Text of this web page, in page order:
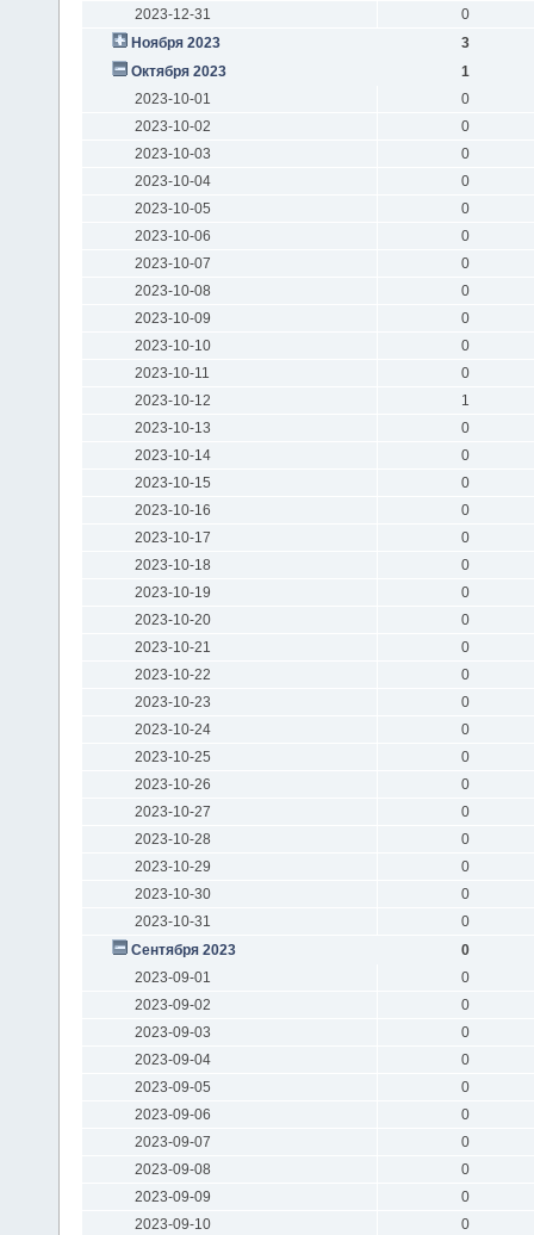
2023-12-31
0
Ноября 2023
3
Октября 2023
1
2023-10-01
0
2023-10-02
0
2023-10-03
0
2023-10-04
0
2023-10-05
0
2023-10-06
0
2023-10-07
0
2023-10-08
0
2023-10-09
0
2023-10-10
0
2023-10-11
0
2023-10-12
1
2023-10-13
0
2023-10-14
0
2023-10-15
0
2023-10-16
0
2023-10-17
0
2023-10-18
0
2023-10-19
0
2023-10-20
0
2023-10-21
0
2023-10-22
0
2023-10-23
0
2023-10-24
0
2023-10-25
0
2023-10-26
0
2023-10-27
0
2023-10-28
0
2023-10-29
0
2023-10-30
0
2023-10-31
0
Сентября 2023
0
2023-09-01
0
2023-09-02
0
2023-09-03
0
2023-09-04
0
2023-09-05
0
2023-09-06
0
2023-09-07
0
2023-09-08
0
2023-09-09
0
2023-09-10
0